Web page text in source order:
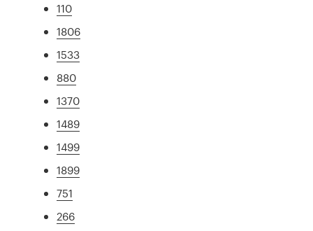
110
1806
1533
880
1370
1489
1499
1899
751
266